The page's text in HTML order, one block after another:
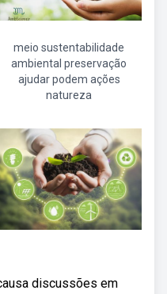
meio sustentabilidade
ambiental preservação
ajudar podem ações
natureza
discussões em